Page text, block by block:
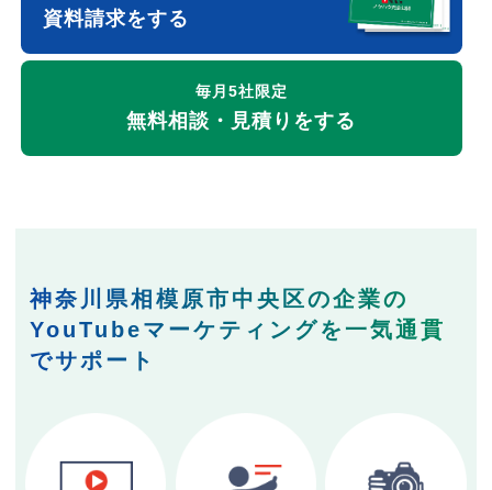
資料請求をする
毎月5社限定
無料相談・見積りをする
神奈川県相模原市中央区の企業の
YouTubeマーケティングを一気通貫
でサポート